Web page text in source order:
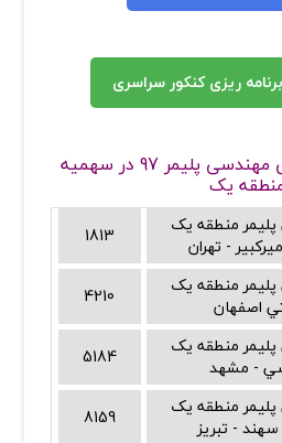
ریزی کنکور سراسری
جدول رتبه های قبولی مهندسی پلیمر 97 در سهمیه
یک
منطقه یک
- تهران
1813
منطقه یک
اصفهان
4210
منطقه یک
- مشهد
5184
منطقه یک
- تبريز
8159